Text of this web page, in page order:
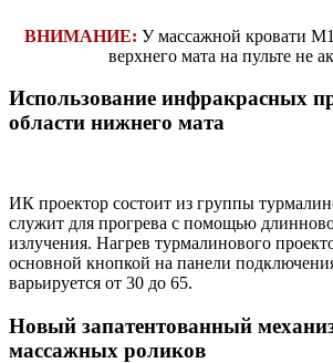
ВНИМАНИЕ: У массажной кровати
верхнего мата на пульте не
Использование инфракрасных
области нижнего мата
ИК проектор состоит из группы
служит для прогрева с помощью
излучения. Нагрев турмалинового
основной кнопкой на панели
варьируется от 30 до 65.
Новый запатентованный
массажных роликов